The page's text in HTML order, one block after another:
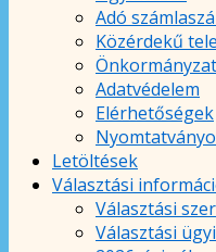
Adó
Közérdekű
Adatvédelem
Elérhetőségek
Letöltések
Választási
Választási
Választási